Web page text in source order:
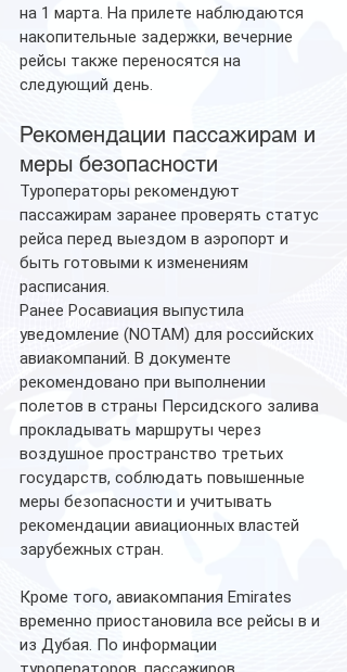
на 1 марта. На прилете наблюдаются
накопительные задержки, вечерние
рейсы также переносятся на
следующий день.
Рекомендации пассажирам и
меры безопасности
Туроператоры рекомендуют
пассажирам заранее проверять статус
рейса перед выездом в аэропорт и
быть готовыми к изменениям
расписания.
Ранее Росавиация выпустила
уведомление (NOTAM) для российских
авиакомпаний. В документе
рекомендовано при выполнении
полетов в страны Персидского залива
прокладывать маршруты через
воздушное пространство третьих
государств, соблюдать повышенные
меры безопасности и учитывать
рекомендации авиационных властей
зарубежных стран.
Кроме того, авиакомпания Emirates
временно приостановила все рейсы в и
из Дубая. По информации